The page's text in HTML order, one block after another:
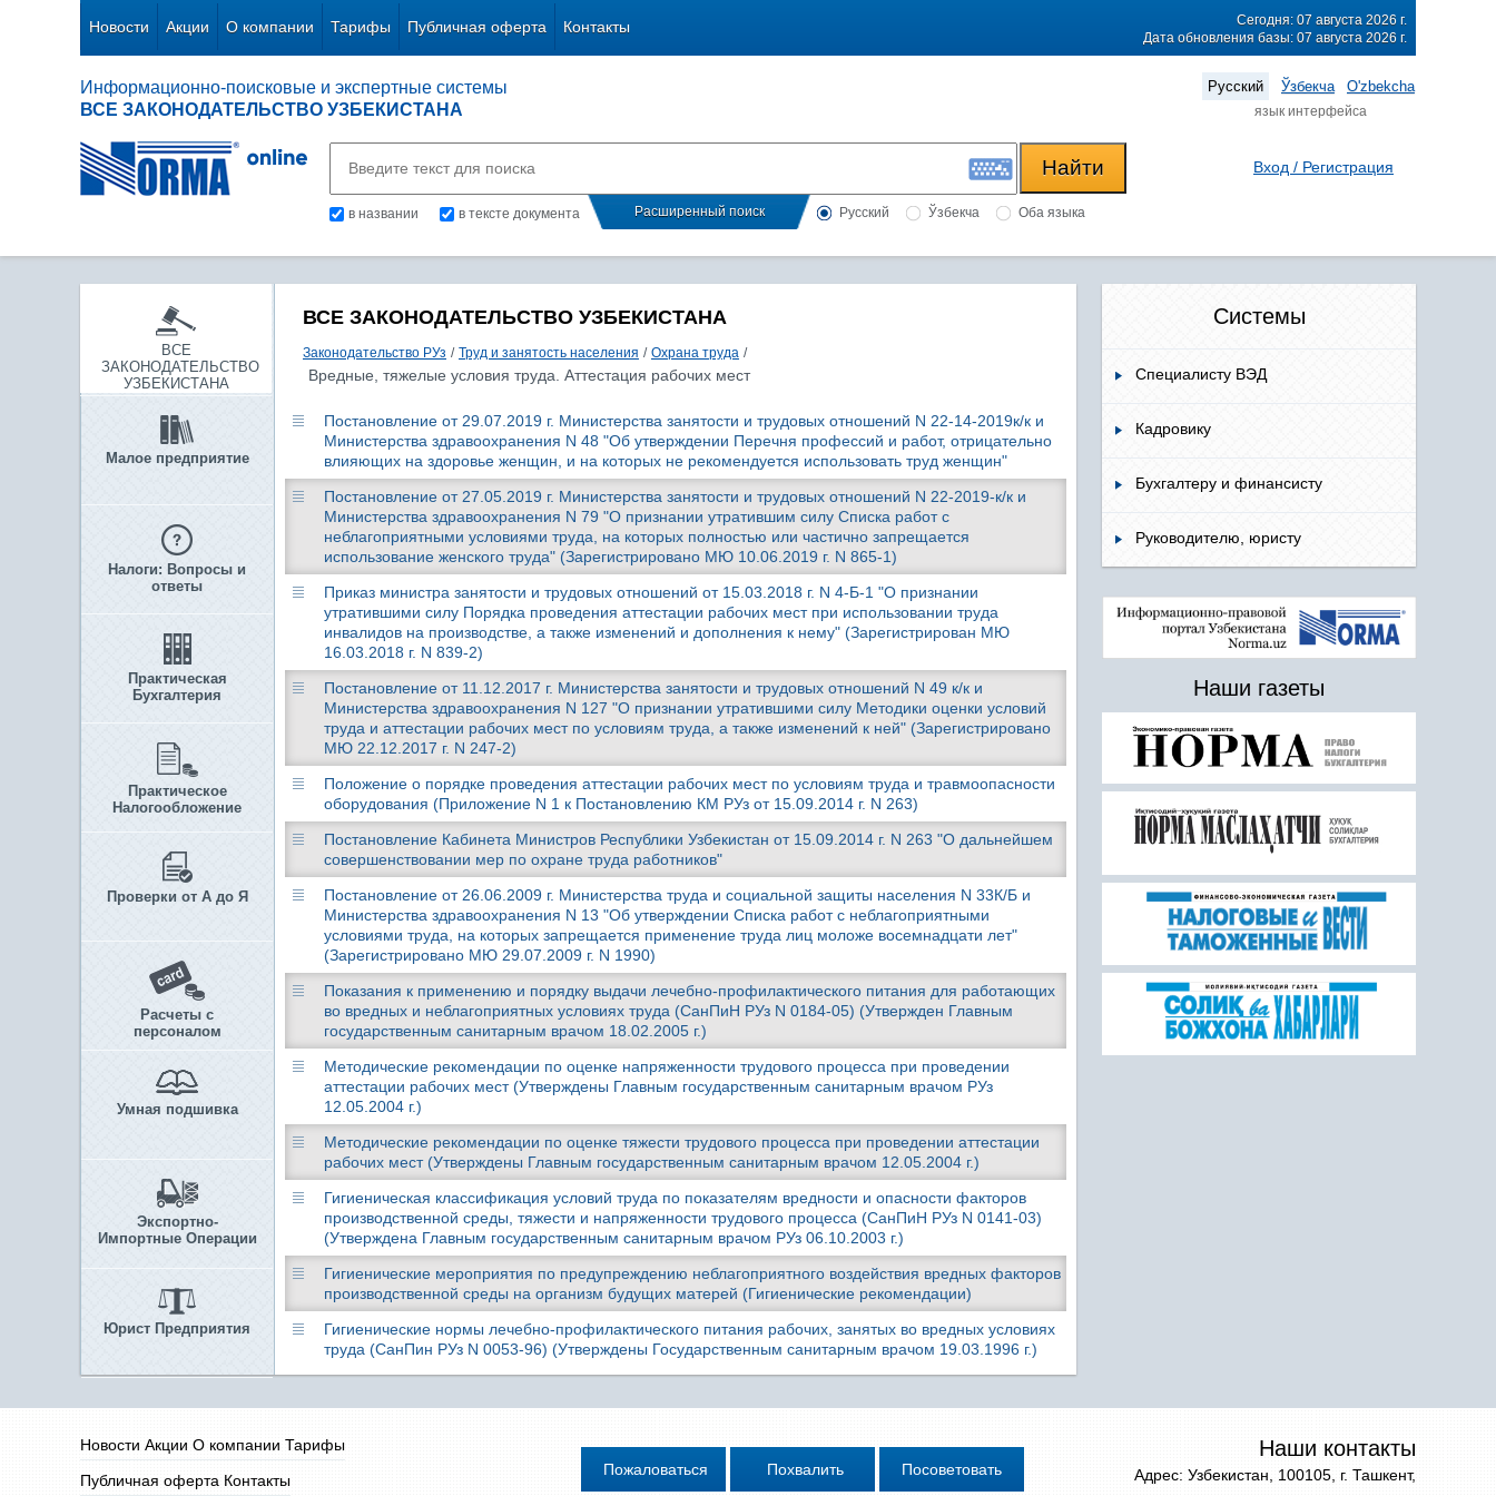
Новости Акции О компании Тарифы Публичная оферта Контакты
Сегодня: 07 августа 2026 г.
Дата обновления базы: 07 августа 2026 г.
Информационно-поисковые и экспертные системы
ВСЕ ЗАКОНОДАТЕЛЬСТВО УЗБЕКИСТАНА
Русский Ўзбекча O'zbekcha
язык интерфейса
в названии в тексте документа Расширенный поиск Русский Ўзбекча Оба языка
Вход / Регистрация
ВСЕ
ЗАКОНОДАТЕЛЬСТВО
УЗБЕКИСТАНА
Малое предприятие
Налоги: Вопросы и
ответы
Практическая
Бухгалтерия
Практическое
Налогообложение
Проверки от А до Я
Расчеты с
персоналом
Умная подшивка
Экспортно-
Импортные Операции
Юрист Предприятия
ВСЕ ЗАКОНОДАТЕЛЬСТВО УЗБЕКИСТАНА
Законодательство РУз / Труд и занятость населения / Охрана труда /
Вредные, тяжелые условия труда. Аттестация рабочих мест
Постановление от 29.07.2019 г. Министерства занятости и трудовых отношений N 22-14-2019к/к и
Министерства здравоохранения N 48 "Об утверждении Перечня профессий и работ, отрицательно
влияющих на здоровье женщин, и на которых не рекомендуется использовать труд женщин"
Постановление от 27.05.2019 г. Министерства занятости и трудовых отношений N 22-2019-к/к и
Министерства здравоохранения N 79 "О признании утратившим силу Списка работ с
неблагоприятными условиями труда, на которых полностью или частично запрещается
использование женского труда" (Зарегистрировано МЮ 10.06.2019 г. N 865-1)
Приказ министра занятости и трудовых отношений от 15.03.2018 г. N 4-Б-1 "О признании
утратившими силу Порядка проведения аттестации рабочих мест при использовании труда
инвалидов на производстве, а также изменений и дополнения к нему" (Зарегистрирован МЮ
16.03.2018 г. N 839-2)
Постановление от 11.12.2017 г. Министерства занятости и трудовых отношений N 49 к/к и
Министерства здравоохранения N 127 "О признании утратившими силу Методики оценки условий
труда и аттестации рабочих мест по условиям труда, а также изменений к ней" (Зарегистрировано
МЮ 22.12.2017 г. N 247-2)
Положение о порядке проведения аттестации рабочих мест по условиям труда и травмоопасности
оборудования (Приложение N 1 к Постановлению КМ РУз от 15.09.2014 г. N 263)
Постановление Кабинета Министров Республики Узбекистан от 15.09.2014 г. N 263 "О дальнейшем
совершенствовании мер по охране труда работников"
Постановление от 26.06.2009 г. Министерства труда и социальной защиты населения N 33К/Б и
Министерства здравоохранения N 13 "Об утверждении Списка работ с неблагоприятными
условиями труда, на которых запрещается применение труда лиц моложе восемнадцати лет"
(Зарегистрировано МЮ 29.07.2009 г. N 1990)
Показания к применению и порядку выдачи лечебно-профилактического питания для работающих
во вредных и неблагоприятных условиях труда (СанПиН РУз N 0184-05) (Утвержден Главным
государственным санитарным врачом 18.02.2005 г.)
Методические рекомендации по оценке напряженности трудового процесса при проведении
аттестации рабочих мест (Утверждены Главным государственным санитарным врачом РУз
12.05.2004 г.)
Методические рекомендации по оценке тяжести трудового процесса при проведении аттестации
рабочих мест (Утверждены Главным государственным санитарным врачом 12.05.2004 г.)
Гигиеническая классификация условий труда по показателям вредности и опасности факторов
производственной среды, тяжести и напряженности трудового процесса (СанПиН РУз N 0141-03)
(Утверждена Главным государственным санитарным врачом РУз 06.10.2003 г.)
Гигиенические мероприятия по предупреждению неблагоприятного воздействия вредных факторов
производственной среды на организм будущих матерей (Гигиенические рекомендации)
Гигиенические нормы лечебно-профилактического питания рабочих, занятых во вредных условиях
труда (СанПин РУз N 0053-96) (Утверждены Государственным санитарным врачом 19.03.1996 г.)
Системы
Специалисту ВЭД
Кадровику
Бухгалтеру и финансисту
Руководителю, юристу
Наши газеты
Новости Акции О компании Тарифы
Публичная оферта Контакты
Наши контакты
Адрес: Узбекистан, 100105, г. Ташкент,